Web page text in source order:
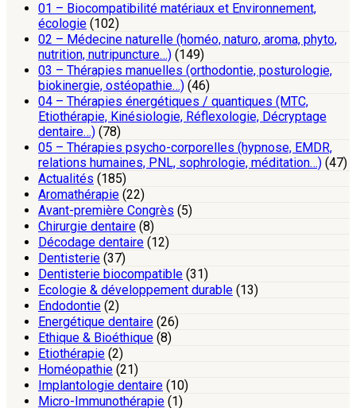
01 – Biocompatibilité matériaux et Environnement,
écologie (102)
02 – Médecine naturelle (homéo, naturo, aroma, phyto,
nutrition, nutripuncture…) (149)
03 – Thérapies manuelles (orthodontie, posturologie,
biokinergie, ostéopathie…) (46)
04 – Thérapies énergétiques / quantiques (MTC,
Etiothérapie, Kinésiologie, Réflexologie, Décryptage
dentaire…) (78)
05 – Thérapies psycho-corporelles (hypnose, EMDR,
relations humaines, PNL, sophrologie, méditation…) (47)
Actualités (185)
Aromathérapie (22)
Avant-première Congrès (5)
Chirurgie dentaire (8)
Décodage dentaire (12)
Dentisterie (37)
Dentisterie biocompatible (31)
Ecologie & développement durable (13)
Endodontie (2)
Energétique dentaire (26)
Ethique & Bioéthique (8)
Etiothérapie (2)
Homéopathie (21)
Implantologie dentaire (10)
Micro-Immunothérapie (1)